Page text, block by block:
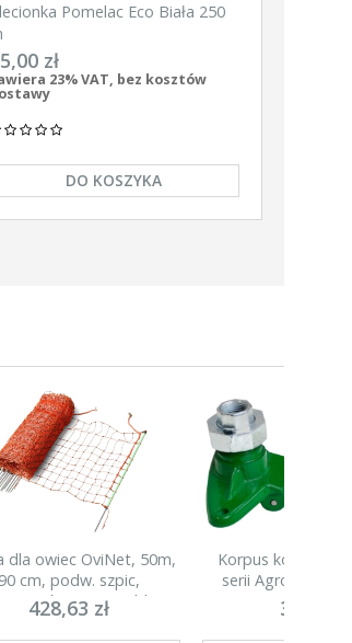
Pomelac Eco Biała 250
zł
23% VAT, bez kosztów
DO KOSZYKA
dla owiec OviNet, 50m,
90 cm, podw. szpic,
pomarańczowa, Kerbl
428,63 zł
Korpus kompletny
serii Agronet
35,00 zł